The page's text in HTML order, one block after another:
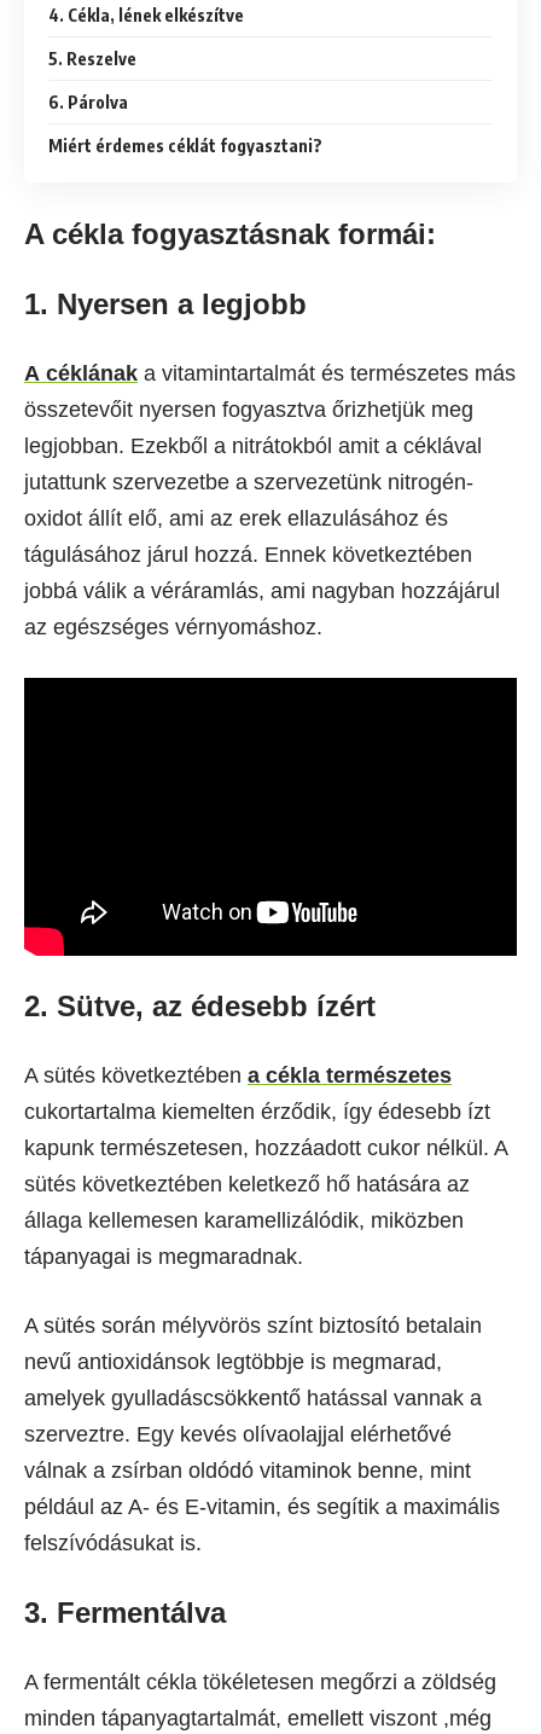
4. Cékla, lének elkészítve
5. Reszelve
6. Párolva
Miért érdemes céklát fogyasztani?
A cékla fogyasztásnak formái:
1. Nyersen a legjobb
A céklának a vitamintartalmát és természetes más
összetevőit nyersen fogyasztva őrizhetjük meg
legjobban. Ezekből a nitrátokból amit a céklával
jutattunk szervezetbe a szervezetünk nitrogén-
oxidot állít elő, ami az erek ellazulásához és
tágulásához járul hozzá. Ennek következtében
jobbá válik a véráramlás, ami nagyban hozzájárul
az egészséges vérnyomáshoz.
2. Sütve, az édesebb ízért
A sütés következtében a cékla természetes
cukortartalma kiemelten érződik, így édesebb ízt
kapunk természetesen, hozzáadott cukor nélkül. A
sütés következtében keletkező hő hatására az
állaga kellemesen karamellizálódik, miközben
tápanyagai is megmaradnak.
A sütés során mélyvörös színt biztosító betalain
nevű antioxidánsok legtöbbje is megmarad,
amelyek gyulladáscsökkentő hatással vannak a
szerveztre. Egy kevés olívaolajjal elérhetővé
válnak a zsírban oldódó vitaminok benne, mint
például az A- és E-vitamin, és segítik a maximális
felszívódásukat is.
3. Fermentálva
A fermentált cékla tökéletesen megőrzi a zöldség
minden tápanyagtartalmát, emellett viszont ,még